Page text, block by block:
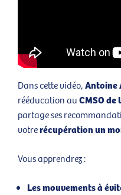
Dans cette vidéo,Antoine
rééducation auCMSO
partage ses
votrerécupération un
Vous apprendrez :
Les mouvements à